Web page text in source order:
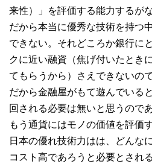
来性）」を評価する能力するが
だから本当に優秀な技術を持つ
できない。それどころか銀行に
クに近い融資（焦げ付いたとき
てもらうから）さえできないので
だから金融屋がもて遊んでいる
回される必要は無いと思うのであ
もう通貨にはモノの価値を評価
日本の優れ技術力はは、どんなに
コスト高であろうと必要とされ